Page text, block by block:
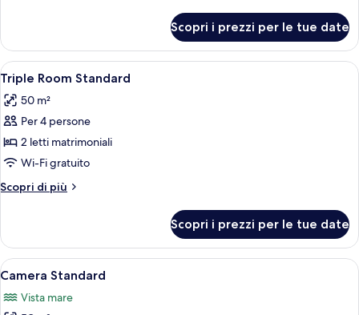
Room
Standard
Scopri i prezzi per le tue date
Apri
tutte
le
foto
per
Triple
Room
Standard
Un letto rifatto con lenzuola
7
Triple Room Standard
50 m²
Per 4 persone
2 letti matrimoniali
Wi-Fi gratuito
Scopri di più
Altri
Room
Standard
Scopri i prezzi per le tue date
Apri
tutte
le
Camera Standard | Una cassaforte
15
Camera Standard
Vista mare